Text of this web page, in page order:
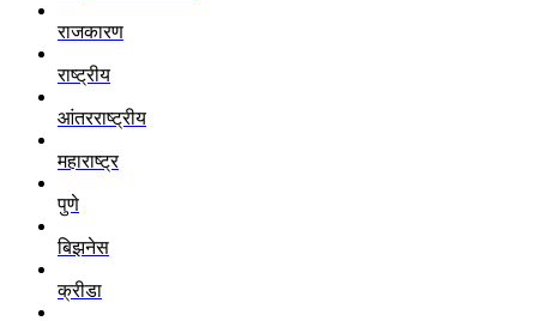
राजकारण
राष्ट्रीय
आंतरराष्ट्रीय
महाराष्ट्र
पुणे
बिझनेस
क्रीडा